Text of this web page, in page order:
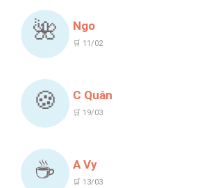
🌺 Ngo
🛒 11/02
🍪 C Quân
🛒 19/03
☕ A Vy
🛒 13/03